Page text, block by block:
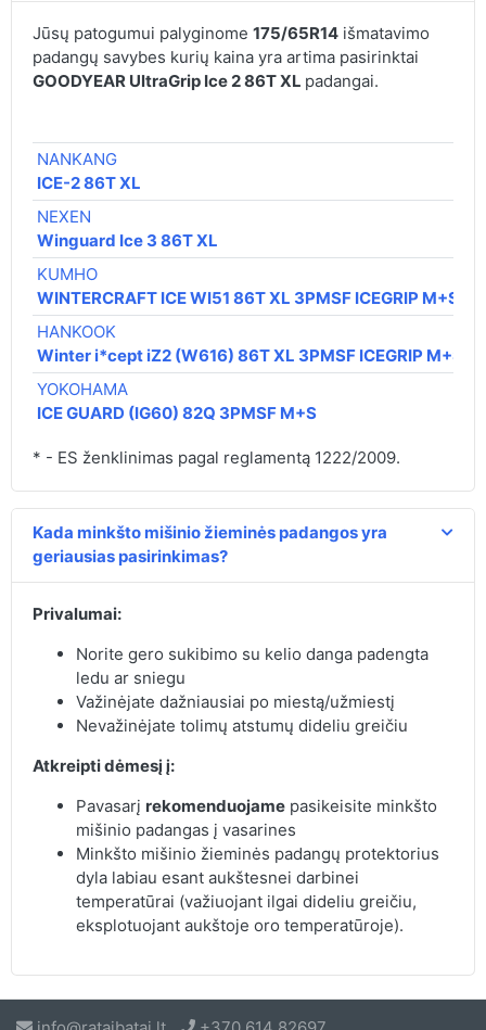
Jūsų patogumui palyginome 175/65R14išmatavimo
padangų savybes kurių kaina yra artima pasirinktai
GOODYEAR UltraGrip Ice 2 86T XL padangai.
NANKANG
ICE-2 86T XL
NEXEN
Winguard Ice 3 86T XL
KUMHO
WINTERCRAFT ICE WI51 86T XL 3PMSF ICEGRIP M+S
HANKOOK
Winter i*cept iZ2 (W616) 86T XL 3PMSF ICEGRIP M+S
YOKOHAMA
ICE GUARD (IG60) 82Q 3PMSF M+S
* - ES ženklinimas pagal reglamentą 1222/2009.
Kada minkšto mišinio žieminės padangos yra
geriausias pasirinkimas?
Privalumai:
Norite gero sukibimo su kelio danga padengta
ledu ar sniegu
Važinėjate dažniausiai po miestą/užmiestį
Nevažinėjate tolimų atstumų dideliu greičiu
Atkreipti dėmesį į:
Pavasarį rekomenduojamepasikeisite minkšto
mišinio padangas į vasarines
Minkšto mišinio žieminės padangų protektorius
dyla labiau esant aukštesnei darbinei
temperatūrai (važiuojant ilgai dideliu greičiu,
eksplotuojant aukštoje oro temperatūroje).